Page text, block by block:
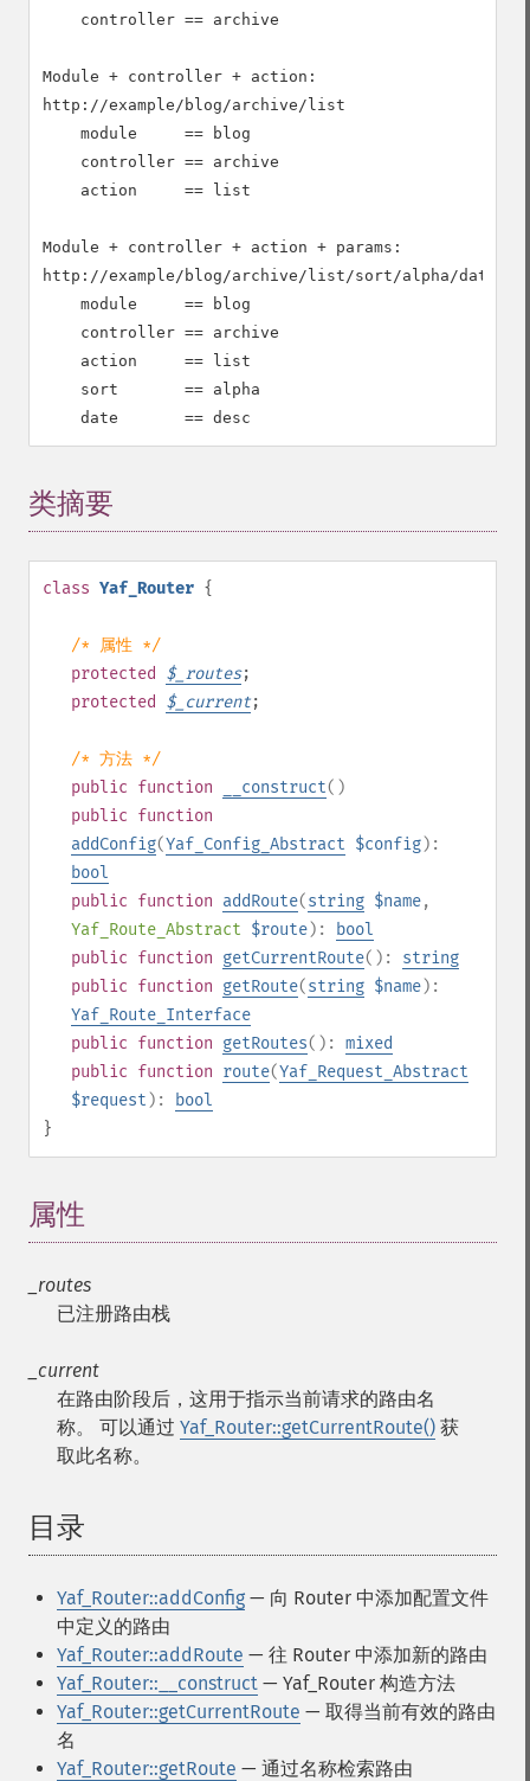
    controller == archive
Module + controller + action:
http://example/blog/archive/list
    module     == blog
    controller == archive
    action     == list
Module + controller + action + params:
http://example/blog/archive/list/sort/alpha/date/
    module     == blog
    controller == archive
    action     == list
    sort       == alpha
    date       == desc
类摘要
class Yaf_Router {
/* 属性 */
protected
$_routes;
protected
$_current;
/* 方法 */
public function __construct()
public function
addConfig(Yaf_Config_Abstract $config):
bool
public function addRoute(string $name,
Yaf_Route_Abstract $route):
bool
public function getCurrentRoute(): string
public function getRoute(string $name):
Yaf_Route_Interface
public function getRoutes(): mixed
public function route(Yaf_Request_Abstract
$request ):
bool
}
属性
_routes
已注册路由栈
_current
在路由阶段后，这用于指示当前请求的路由名
称。 可以通过 Yaf_Router::getCurrentRoute() 获
取此名称。
目录
Yaf_Router::addConfig — 向 Router 中添加配置文件
中定义的路由
Yaf_Router::addRoute — 往 Router 中添加新的路由
Yaf_Router::__construct — Yaf_Router 构造方法
Yaf_Router::getCurrentRoute — 取得当前有效的路由
名
Yaf_Router::getRoute — 通过名称检索路由